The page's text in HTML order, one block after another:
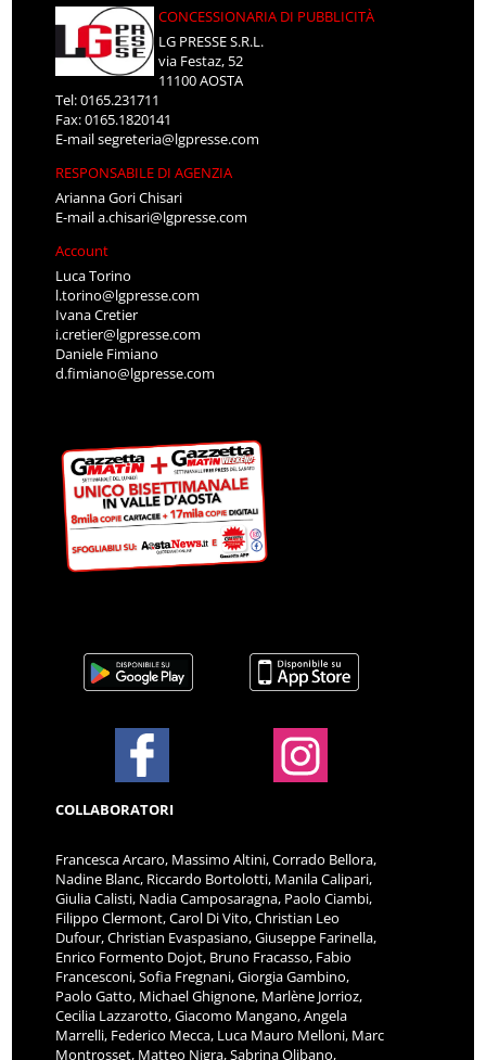
CONCESSIONARIA DI PUBBLICITÀ
LG PRESSE S.R.L.
via Festaz, 52
11100 AOSTA
Tel: 0165.231711
Fax: 0165.1820141
E-mailsegreteria@lgpresse.com
RESPONSABILE DI AGENZIA
Arianna Gori Chisari
E-maila.chisari@lgpresse.com
Account
Luca Torino
l.torino@lgpresse.com
Ivana Cretier
i.cretier@lgpresse.com
Daniele Fimiano
d.fimiano@lgpresse.com
COLLABORATORI
Francesca Arcaro, Massimo Altini, Corrado Bellora,
Nadine Blanc, Riccardo Bortolotti, Manila Calipari,
Giulia Calisti, Nadia Camposaragna, Paolo Ciambi,
Filippo Clermont, Carol Di Vito, Christian Leo
Dufour, Christian Evaspasiano, Giuseppe Farinella,
Enrico Formento Dojot, Bruno Fracasso, Fabio
Francesconi, Sofia Fregnani, Giorgia Gambino,
Paolo Gatto, Michael Ghignone, Marlène Jorrioz,
Cecilia Lazzarotto, Giacomo Mangano, Angela
Marrelli, Federico Mecca, Luca Mauro Melloni, Marc
Montrosset, Matteo Nigra, Sabrina Olibano,